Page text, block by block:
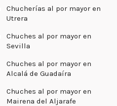
Chucherías al por mayor en
Utrera
Chuches al por mayor en
Sevilla
Chuches al por mayor en
Alcalá de Guadaíra
Chuches al por mayor en
Mairena del Aljarafe